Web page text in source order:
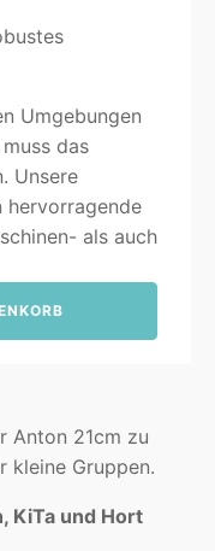
Umgebungen
das
Unsere
hervorragende
als auch
Anton 21cm zu
kleine Gruppen.
KiTa und Hort